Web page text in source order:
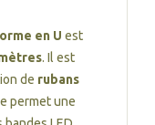
en U est
. Il est
de rubans
permet une